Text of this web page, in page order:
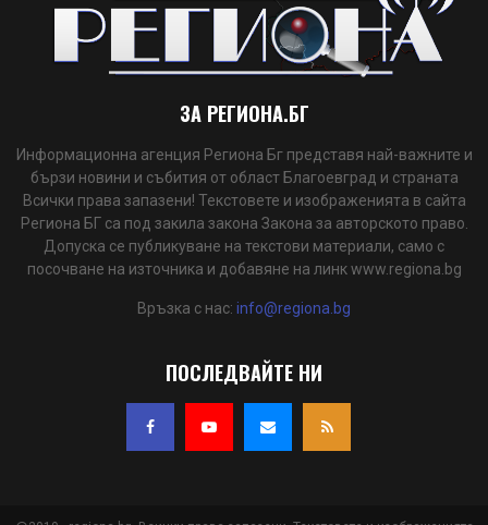
ЗА РЕГИОНА.БГ
Информационна агенция Региона Бг представя най-важните и
бързи новини и събития от област Благоевград и страната
Всички права запазени! Текстовете и изображенията в сайта
Региона БГ са под закила закона Закона за авторското право.
Допуска се публикуване на текстови материали, само с
посочване на източника и добавяне на линк www.regiona.bg
Връзка с нас: info@regiona.bg
ПОСЛЕДВАЙТЕ НИ